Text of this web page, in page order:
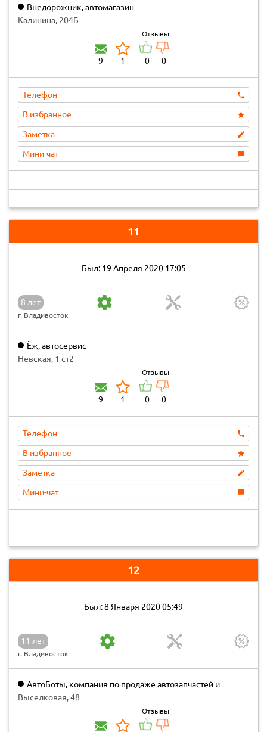
Внедорожник, автомагазин
Калинина, 204Б
9 1
Отзывы
0 0
Телефон
В избранное
Заметка
Мини-чат
11
Был: 19 Апреля 2020 17:05
8 лет
г. Владивосток
Ёж, автосервис
Невская, 1 ст2
9 1
Отзывы
0 0
Телефон
В избранное
Заметка
Мини-чат
12
Был: 8 Января 2020 05:49
11 лет
г. Владивосток
АвтоБоты, компания по продаже автозапчастей и
автомобилей
Выселковая, 48
Отзывы